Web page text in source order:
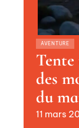
AVENTURE
des
du
11 mars